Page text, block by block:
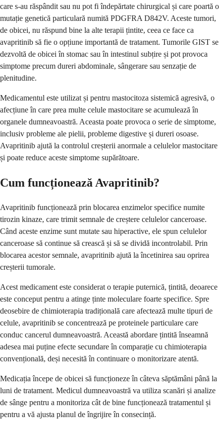
care s-au răspândit sau nu pot fi îndepărtate chirurgical și care poartă o
mutație genetică particulară numită PDGFRA D842V. Aceste tumori,
de obicei, nu răspund bine la alte terapii țintite, ceea ce face ca
avapritinib să fie o opțiune importantă de tratament. Tumorile GIST se
dezvoltă de obicei în stomac sau în intestinul subțire și pot provoca
simptome precum dureri abdominale, sângerare sau senzație de
plenitudine.
Medicamentul este utilizat și pentru mastocitoza sistemică agresivă, o
afecțiune în care prea multe celule mastocitare se acumulează în
organele dumneavoastră. Aceasta poate provoca o serie de simptome,
inclusiv probleme ale pielii, probleme digestive și dureri osoase.
Avapritinib ajută la controlul creșterii anormale a celulelor mastocitare
și poate reduce aceste simptome supărătoare.
Cum funcționează Avapritinib?
Avapritinib funcționează prin blocarea enzimelor specifice numite
tirozin kinaze, care trimit semnale de creștere celulelor canceroase.
Când aceste enzime sunt mutate sau hiperactive, ele spun celulelor
canceroase să continue să crească și să se dividă incontrolabil. Prin
blocarea acestor semnale, avapritinib ajută la încetinirea sau oprirea
creșterii tumorale.
Acest medicament este considerat o terapie puternică, țintită, deoarece
este conceput pentru a atinge ținte moleculare foarte specifice. Spre
deosebire de chimioterapia tradițională care afectează multe tipuri de
celule, avapritinib se concentrează pe proteinele particulare care
conduc cancerul dumneavoastră. Această abordare țintită înseamnă
adesea mai puține efecte secundare în comparație cu chimioterapia
convențională, deși necesită în continuare o monitorizare atentă.
Medicația începe de obicei să funcționeze în câteva săptămâni până la
luni de tratament. Medicul dumneavoastră va utiliza scanări și analize
de sânge pentru a monitoriza cât de bine funcționează tratamentul și
pentru a vă ajusta planul de îngrijire în consecință.